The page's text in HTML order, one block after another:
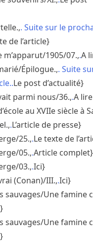
. Suite sur le
de l’article}
1905/07.,.A
Épilogue.,. Suite
Le post d’actualité}
parmi nous/36.,.A
au XVIIe siècle à
.L’article de presse}
25.,.Le texte de
05.,.Article complet}
03.,.Ici}
(Conan)/III.,.Ici}
sauvages/Une famine
sauvages/Une famine